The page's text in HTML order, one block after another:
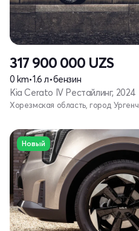
317 900 000 UZS
0 km•1.6 л•бензин
Kia Cerato IV Рестайлинг, 2024
Хорезмская область, город Ургенч
Новый